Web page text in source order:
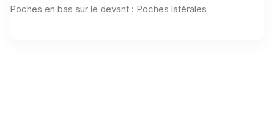
Poches en bas sur le devant : Poches latérales